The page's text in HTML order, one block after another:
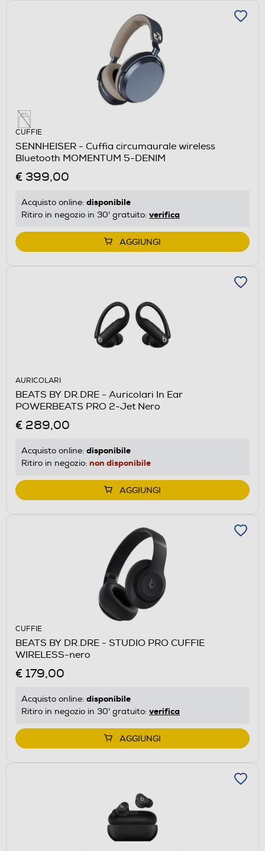
CUFFIE
SENNHEISER - Cuffia circumaurale wireless
Bluetooth MOMENTUM 5-DENIM
€ 399,00
Acquisto online: disponibile
Ritiro in negozio in 30' gratuito: verifica
AGGIUNGI
AURICOLARI
BEATS BY DR.DRE - Auricolari In Ear
POWERBEATS PRO 2-Jet Nero
€ 289,00
Acquisto online: disponibile
Ritiro in negozio: non disponibile
AGGIUNGI
CUFFIE
BEATS BY DR.DRE - STUDIO PRO CUFFIE
WIRELESS-nero
€ 179,00
Acquisto online: disponibile
Ritiro in negozio in 30' gratuito: verifica
AGGIUNGI